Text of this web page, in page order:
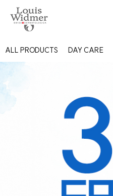
ALL PRODUCTS DAY CARE